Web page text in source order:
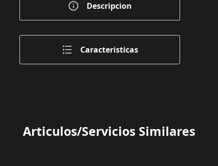
Descripcion
Caracteristicas
Articulos/Servicios Similares